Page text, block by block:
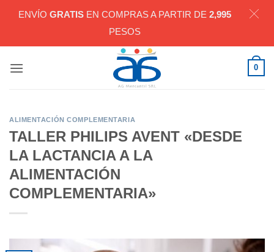
0
ALIMENTACIÓN COMPLEMENTARIA
TALLER PHILIPS AVENT «DESDE
LA LACTANCIA A LA
ALIMENTACIÓN
COMPLEMENTARIA»
ENVÍO GRATIS EN COMPRAS A PARTIR DE 2,995
PESOS